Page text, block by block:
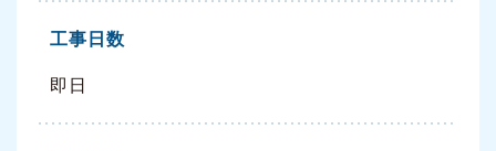
工事日数
即日